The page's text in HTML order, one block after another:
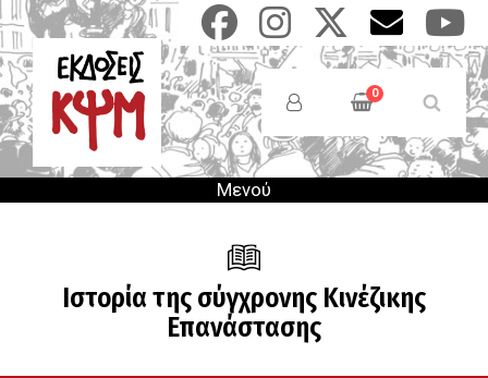
Παράκαμψη
προς
το
κυρίως
περιεχόμενο
Users
Menu
0
Μενού
Ιστορία της σύγχρονης Κινέζικης
Επανάστασης